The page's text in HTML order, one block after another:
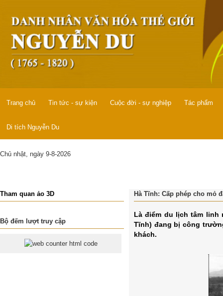
Trang chủ Tin tức - sự kiện Cuộc đời - sự nghiệp Tác phẩm
Di tích Nguyễn Du
Chủ nhật, ngày 9-8-2026
Tham quan ảo 3D
Bộ đếm lượt truy cập
Hà Tĩnh: Cấp phép cho mỏ
Là điểm du lịch tâm linh
Tĩnh) đang bị công
khách.